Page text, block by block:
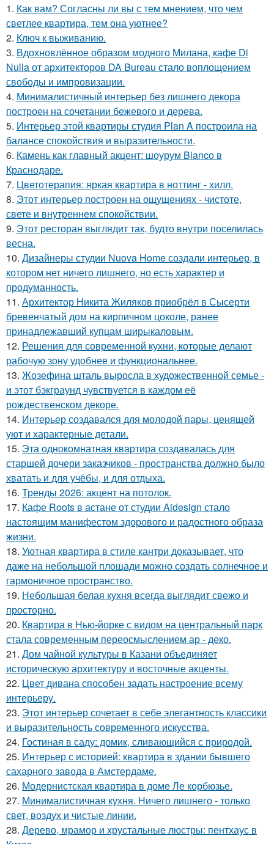
1. Как вам? Согласны ли вы с тем мнением, что чем
светлее квартира, тем она уютнее?
2. Ключ к выживанию.
3. Вдохновлённое образом модного Милана, кафе Di
Nulla от архитекторов DA Bureau стало воплощением
свободы и импровизации.
4. Минималистичный интерьер без лишнего декора
построен на сочетании бежевого и дерева.
5. Интерьер этой квартиры студия Plan A построила на
балансе спокойствия и выразительности.
6. Камень как главный акцент: шоурум Blanco в
Краснодаре.
7. Цветотерапия: яркая квартира в ноттинг - хилл.
8. Этот интерьер построен на ощущениях - чистоте,
свете и внутреннем спокойствии.
9. Этот ресторан выглядит так, будто внутри поселилась
весна.
10. Дизайнеры студии Nuova Home создали интерьер, в
котором нет ничего лишнего, но есть характер и
продуманность.
11. Архитектор Никита Жиляков приобрёл в Сысерти
бревенчатый дом на кирпичном цоколе, ранее
принадлежавший купцам ширыкаловым.
12. Решения для современной кухни, которые делают
рабочую зону удобнее и функциональнее.
13. Жозефина шталь выросла в художественной семье -
и этот бэкграунд чувствуется в каждом её
рождественском декоре.
14. Интерьер создавался для молодой пары, ценящей
уют и характерные детали.
15. Эта однокомнатная квартира создавалась для
старшей дочери заказчиков - пространства должно было
хватать и для учёбы, и для отдыха.
16. Тренды 2026: акцент на потолок.
17. Кафе Roots в астане от студии Aidesign стало
настоящим манифестом здорового и радостного образа
жизни.
18. Уютная квартира в стиле кантри доказывает, что
даже на небольшой площади можно создать солнечное и
гармоничное пространство.
19. Небольшая белая кухня всегда выглядит свежо и
просторно.
20. Квартира в Нью-йорке с видом на центральный парк
стала современным переосмыслением ар - деко.
21. Дом чайной культуры в Казани объединяет
историческую архитектуру и восточные акценты.
22. Цвет дивана способен задать настроение всему
интерьеру.
23. Этот интерьер сочетает в себе элегантность классики
и выразительность современного искусства.
24. Гостиная в саду: домик, сливающийся с природой.
25. Интерьер с историей: квартира в здании бывшего
сахарного завода в Амстердаме.
26. Модернистская квартира в доме Ле корбюзье.
27. Минималистичная кухня. Ничего лишнего - только
свет, воздух и чистые линии.
28. Дерево, мрамор и хрустальные люстры: пентхаус в